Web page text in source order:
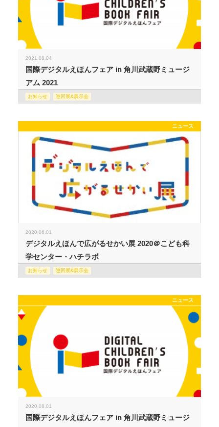
2021.08.04
国際デジタルえほんフェア in 角川武蔵野ミュージ
アム 2021
お知らせ 巡回展&展示会
ニュース
2020.06.01
デジタルえほんで広がるせかい展 2020＠こども科
学センター・ハチラボ
お知らせ 巡回展&展示会
ニュース
2020.08.01
国際デジタルえほんフェア in 角川武蔵野ミュージ